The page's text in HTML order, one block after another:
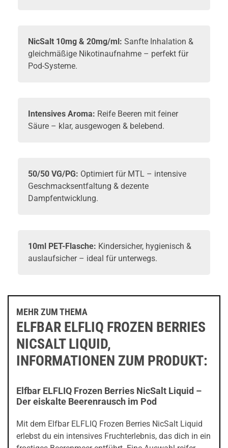
NicSalt 10mg & 20mg/ml: Sanfte Inhalation &
gleichmäßige Nikotinaufnahme – perfekt für
Pod-Systeme.
Intensives Aroma: Reife Beeren mit feiner
Säure – klar, ausgewogen & belebend.
50/50 VG/PG: Optimiert für MTL – intensive
Geschmacksentfaltung & dezente
Dampfentwicklung.
10ml PET-Flasche: Kindersicher, hygienisch &
auslaufsicher – ideal für unterwegs.
MEHR ZUM THEMA
ELFBAR ELFLIQ FROZEN BERRIES
NICSALT LIQUID,
INFORMATIONEN ZUM PRODUKT:
Elfbar ELFLIQ Frozen Berries NicSalt Liquid –
Der eiskalte Beerenrausch im Pod
Mit dem Elfbar ELFLIQ Frozen Berries NicSalt Liquid
erlebst du ein intensives Fruchterlebnis, das dich in ein